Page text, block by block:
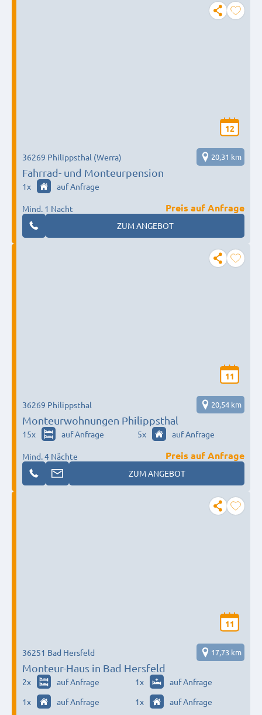
12
Fahrrad- und Monteurpension
36269 Philippsthal (Werra) 20,31 km
1x auf Anfrage
Mind. 1 Nacht
Preis auf Anfrage
ZUM ANGEBOT
11
Monteurwohnungen Philippsthal
36269 Philippsthal 20,54 km
15x auf Anfrage 5x auf Anfrage
Mind. 4 Nächte
Preis auf Anfrage
ZUM ANGEBOT
11
Monteur-Haus in Bad Hersfeld
36251 Bad Hersfeld 17,73 km
2x auf Anfrage 1x
auf Anfrage
1x auf Anfrage 1x auf Anfrage